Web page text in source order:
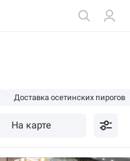
Доставка осетинских пирогов
На карте